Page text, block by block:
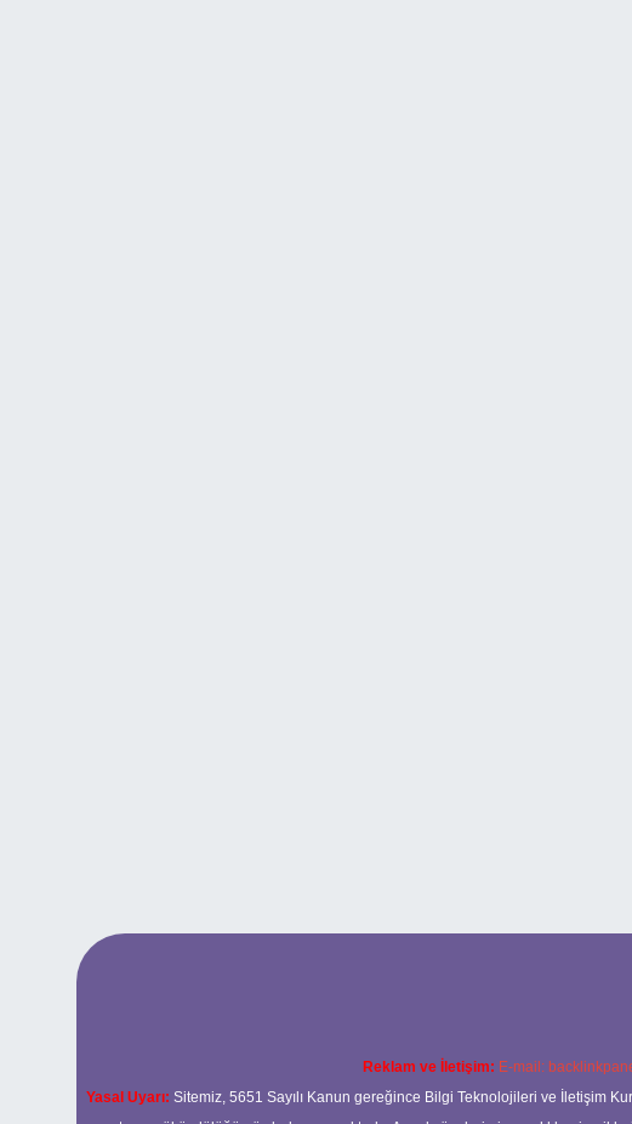
Reklam ve İletişim: E-mail:
Yasal Uyarı: Sitemiz, 5651 Sayılı Kanun gereğince Bilgi Teknolojileri ve İletişim